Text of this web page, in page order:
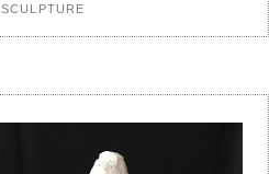
SCULPTURE